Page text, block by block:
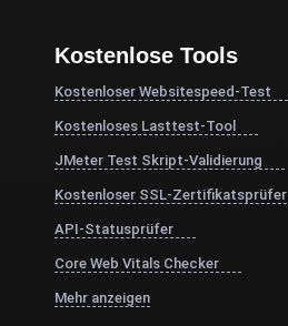
Kostenlose Tools
Kostenloser Websitespeed-Test
Kostenloses Lasttest-Tool
JMeter Test Skript-Validierung
Kostenloser SSL-Zertifikatsprüfer
API-Statusprüfer
Core Web Vitals Checker
Mehr anzeigen